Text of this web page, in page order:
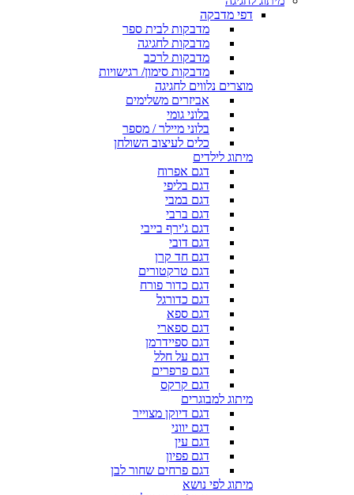
דפי מדבקה
מדבקות לבית ספר
מדבקות לחגיגה
מדבקות לרכב
מדבקות סימון/ רגישויות
מוצרים נלווים לחגיגה
אביזרים משלימים
בלוני גומי
בלוני מיילר / מספר
כלים לעיצוב השולחן
מיתוג לילדים
דגם אפרוח
דגם בליפי
דגם במבי
דגם ברבי
דגם ג'ירף בייבי
דגם דובי
דגם חד קרן
דגם טרקטורים
דגם כדור פורח
דגם כדורגל
דגם ספא
דגם ספארי
דגם ספיידרמן
דגם על חלל
דגם פרפרים
דגם קרקס
מיתוג למבוגרים
דגם דיוקן מצוייר
דגם יווני
דגם עין
דגם פפיון
דגם פרחים שחור לבן
מיתוג לפי נושא